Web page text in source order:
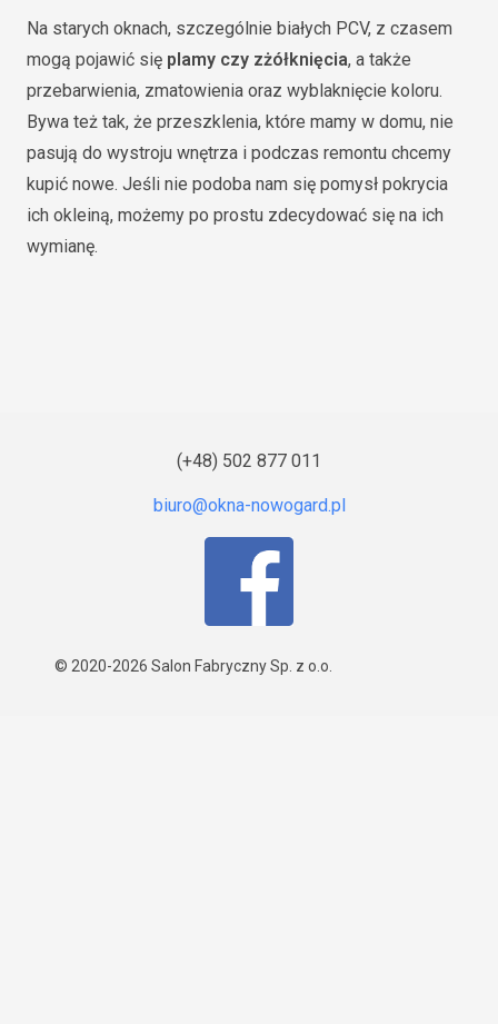
Na starych oknach, szczególnie białych PCV, z czasem
mogą pojawić się plamy czy zżółknięcia, a także
przebarwienia, zmatowienia oraz wyblaknięcie koloru.
Bywa też tak, że przeszklenia, które mamy w domu, nie
pasują do wystroju wnętrza i podczas remontu chcemy
kupić nowe. Jeśli nie podoba nam się pomysł pokrycia
ich okleiną, możemy po prostu zdecydować się na ich
wymianę.
(+48) 502 877 011
© 2020-2026 Salon Fabryczny Sp. z o.o.